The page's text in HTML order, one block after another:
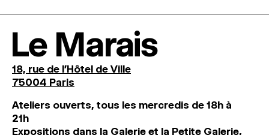
Le Marais
18, rue de l'Hôtel de Ville
75004 Paris
Ateliers ouverts, tous les mercredis de 18h à
21h
Expositions dans la Galerie et la Petite Galerie,